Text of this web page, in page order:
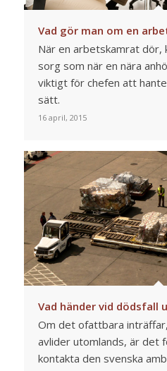
Vad gör man om en
När en arbetskamrat dör,
sorg som när en nära
viktigt för chefen att
sätt.
16 april, 2015
Vad händer vid dödsfall
Om det ofattbara
avlider utomlands, är det
kontakta den svenska